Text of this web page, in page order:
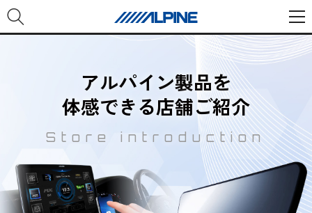
アルパイン製品を
体感できる店舗ご紹介
Store introduction